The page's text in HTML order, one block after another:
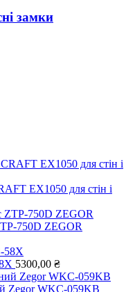
замки
EX1050 для стін і
750D ZEGOR
5300,00 ₴
Zegor WKC-059KB